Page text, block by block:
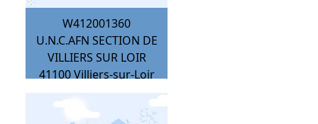
W412001360
U.N.C.AFN SECTION DE
VILLIERS SUR LOIR
41100 Villiers-sur-Loir